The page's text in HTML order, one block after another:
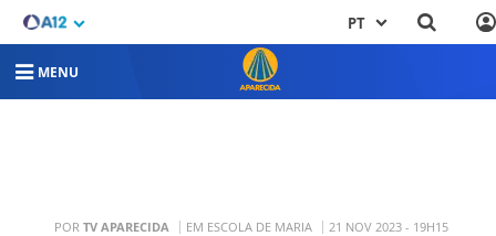
PT
MENU
POR TV APARECIDA EM ESCOLA DE MARIA
21 NOV 2023 - 19H15